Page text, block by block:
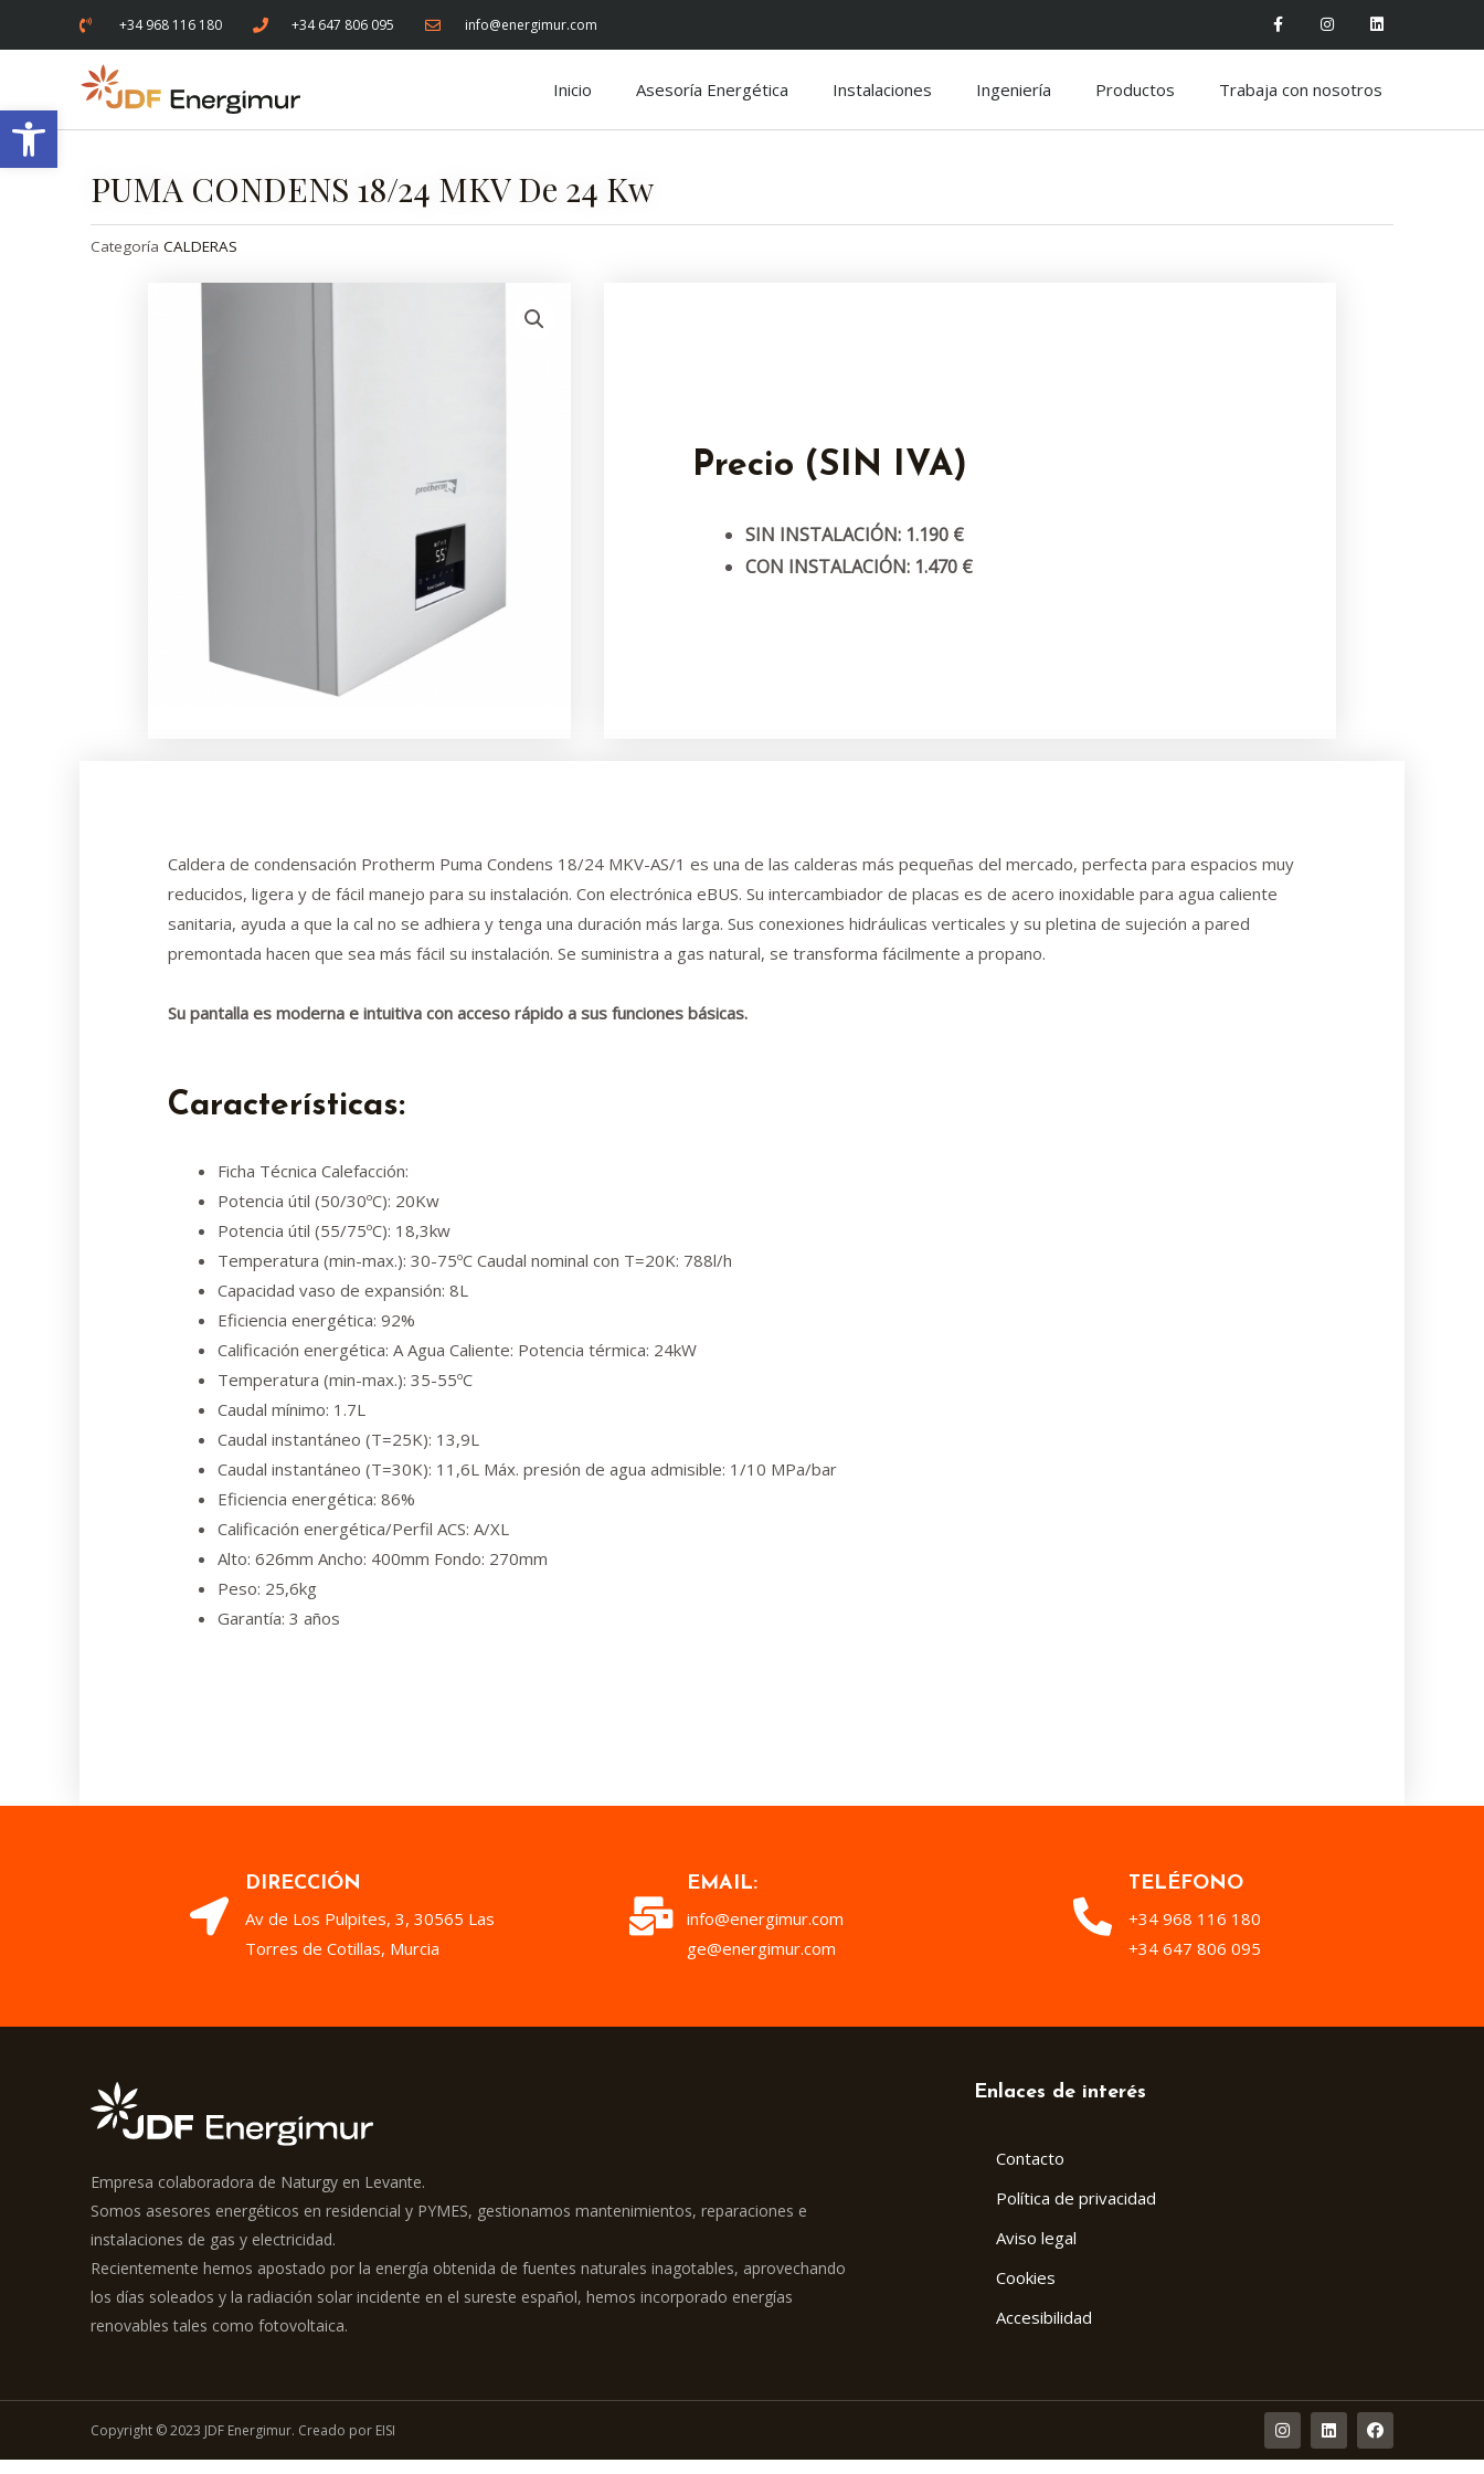
Abrir barra de herramientas
+34 968 116 180 +34 647 806 095 info@energimur.com
Inicio Asesoría Energética Instalaciones Ingeniería Productos Trabaja con nosotros
PUMA CONDENS 18/24 MKV De 24 Kw
Categoría CALDERAS
Precio (SIN IVA)
SIN INSTALACIÓN: 1.190 €
CON INSTALACIÓN: 1.470 €
Caldera de condensación Protherm Puma Condens 18/24 MKV-AS/1 es una de las calderas más pequeñas del mercado, perfecta para espacios muy
reducidos, ligera y de fácil manejo para su instalación. Con electrónica eBUS. Su intercambiador de placas es de acero inoxidable para agua caliente
sanitaria, ayuda a que la cal no se adhiera y tenga una duración más larga. Sus conexiones hidráulicas verticales y su pletina de sujeción a pared
premontada hacen que sea más fácil su instalación. Se suministra a gas natural, se transforma fácilmente a propano.
Su pantalla es moderna e intuitiva con acceso rápido a sus funciones básicas.
Características:
Ficha Técnica Calefacción:
Potencia útil (50/30ºC): 20Kw
Potencia útil (55/75ºC): 18,3kw
Temperatura (min-max.): 30-75ºC Caudal nominal con T=20K: 788l/h
Capacidad vaso de expansión: 8L
Eficiencia energética: 92%
Calificación energética: A Agua Caliente: Potencia térmica: 24kW
Temperatura (min-max.): 35-55ºC
Caudal mínimo: 1.7L
Caudal instantáneo (T=25K): 13,9L
Caudal instantáneo (T=30K): 11,6L Máx. presión de agua admisible: 1/10 MPa/bar
Eficiencia energética: 86%
Calificación energética/Perfil ACS: A/XL
Alto: 626mm Ancho: 400mm Fondo: 270mm
Peso: 25,6kg
Garantía: 3 años
DIRECCIÓN
Av de Los Pulpites, 3, 30565 Las
Torres de Cotillas, Murcia
EMAIL:
info@energimur.com
ge@energimur.com
TELÉFONO
+34 968 116 180
+34 647 806 095
Empresa colaboradora de Naturgy en Levante.
Somos asesores energéticos en residencial y PYMES, gestionamos mantenimientos, reparaciones e
instalaciones de gas y electricidad.
Recientemente hemos apostado por la energía obtenida de fuentes naturales inagotables, aprovechando
los días soleados y la radiación solar incidente en el sureste español, hemos incorporado energías
renovables tales como fotovoltaica.
Enlaces de interés
Contacto
Política de privacidad
Aviso legal
Cookies
Accesibilidad
Copyright © 2023 JDF Energimur. Creado por EISI